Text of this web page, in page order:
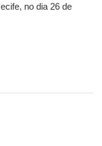
no dia 26 de